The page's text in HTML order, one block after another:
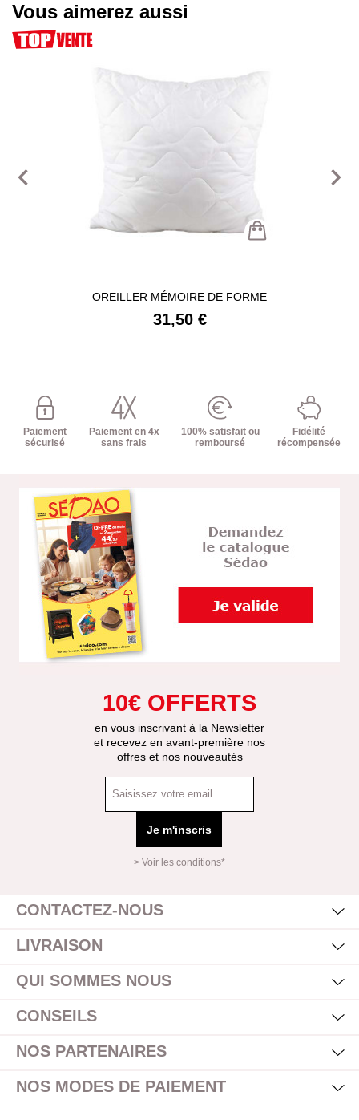
Vous aimerez aussi
OREILLER MÉMOIRE DE FORME
31,50 €
navigate_before navigate_next
Paiement
sécurisé
Paiement en 4x
sans frais
100% satisfait ou
remboursé
Fidélité
récompensée
10€ OFFERTS
en vous inscrivant à la Newsletter
et recevez en avant-première nos
offres et nos nouveautés
Je m'inscris
> Voir les conditions*
CONTACTEZ-NOUS
LIVRAISON
QUI SOMMES NOUS
CONSEILS
NOS PARTENAIRES
NOS MODES DE PAIEMENT